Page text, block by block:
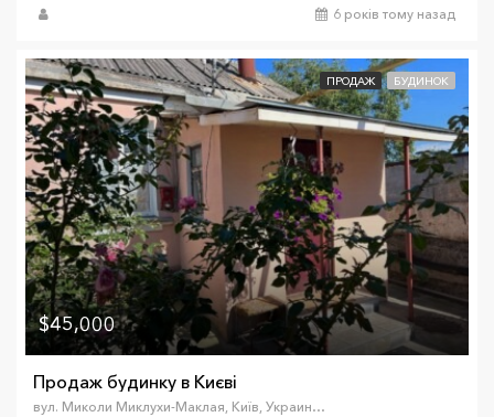
6 років тому назад
ПРОДАЖ БУДИНОК
$45,000
Продаж будинку в Києві
вул. Миколи Миклухи-Маклая, Київ, Украина, 02000